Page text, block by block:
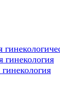
гинекология